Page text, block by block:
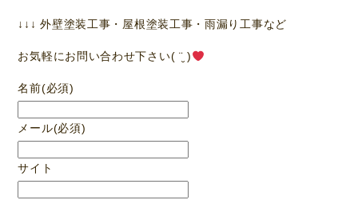
↓↓↓ 外壁塗装工事・屋根塗装工事・雨漏り工事など
お気軽にお問い合わせ下さい( ¨̮ )
名前(必須)
メール(必須)
サイト